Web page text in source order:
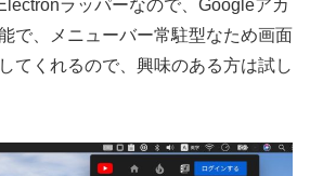
ラッパーなので、Googleアカ
で、メニューバー常駐型なため画面
てくれるので、興味のある方は試し